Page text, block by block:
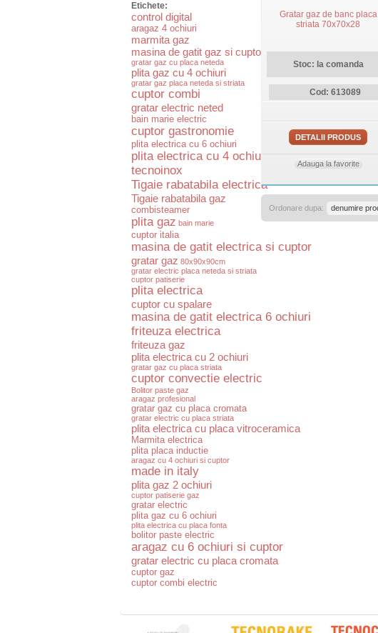
Etichete:
control digital
aragaz 4 ochiuri
marmita gaz
masina de gatit gaz si cuptor electric
gratar gaz cu placa neteda
plita gaz cu 4 ochiuri
gratar gaz placa neteda si striata
cuptor combi
gratar electric neted
bain marie electric
cuptor gastronomie
plita electrica cu 6 ochiuri
plita electrica cu 4 ochiuri
tecnoinox
Tigaie rabatabila electrica
Tigaie rabatabila gaz
combisteamer
plita gaz bain marie
cuptor italia
masina de gatit electrica si cuptor
gratar gaz 80x90x90cm
gratar electric placa neteda si striata
cuptor patiserie
plita electrica
cuptor cu spalare
masina de gatit electrica 6 ochiuri
friteuza electrica
friteuza gaz
plita electrica cu 2 ochiuri
gratar gaz cu placa striata
cuptor convectie electric
Bolitor paste gaz
aragaz profesional
gratar gaz cu placa cromata
gratar electric cu placa striata
plita electrica cu placa vitroceramica
Marmita electrica
plita placa inductie
aragaz cu 4 ochiuri si cuptor
made in italy
plita gaz 2 ochiuri
cuptor patiserie gaz
gratar electric
plita gaz cu 6 ochiuri
plita electrica cu placa fonta
bolitor paste electric
aragaz cu 6 ochiuri si cuptor
gratar electric cu placa cromata
cuptor gaz
cuptor combi electric
Gratar gaz de banc placa
striata 70x70x28
Stoc: la comanda
Cod: 613089
DETALII PRODUS
Adauga la favorite
Ordonare dupa: